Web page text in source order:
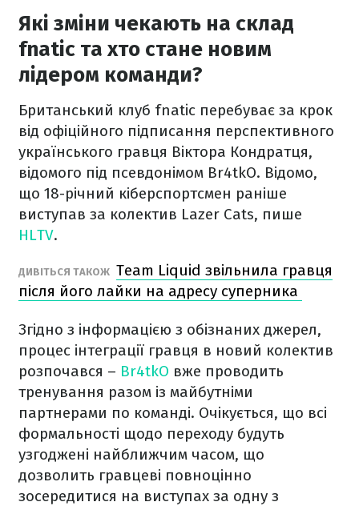
Які зміни чекають на склад
fnatic та хто стане новим
лідером команди?
Британський клуб fnatic перебуває за крок
від офіційного підписання перспективного
українського гравця Віктора Кондратця,
відомого під псевдонімом Br4tkO. Відомо,
що 18-річний кіберспортсмен раніше
виступав за колектив Lazer Cats, пише
HLTV.
ДИВІТЬСЯ ТАКОЖ Team Liquid звільнила гравця
після його лайки на адресу суперника
Згідно з інформацією з обізнаних джерел,
процес інтеграції гравця в новий колектив
розпочався – Br4tkO вже проводить
тренування разом із майбутніми
партнерами по команді. Очікується, що всі
формальності щодо переходу будуть
узгоджені найближчим часом, що
дозволить гравцеві повноцінно
зосередитися на виступах за одну з